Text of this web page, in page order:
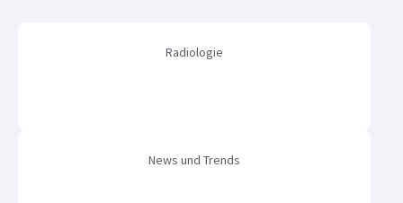
Radiologie
News und Trends